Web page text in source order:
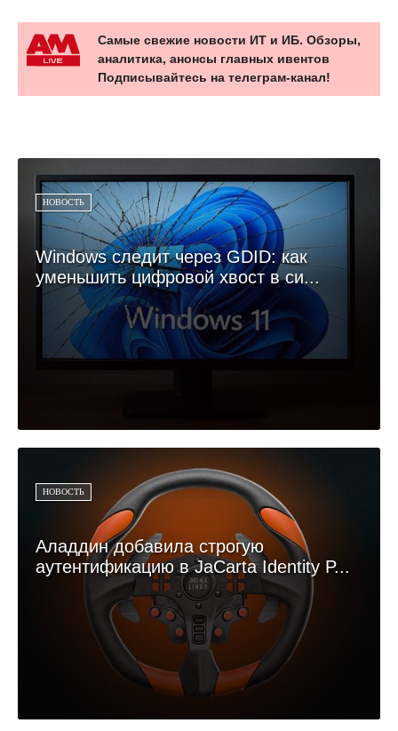
Самые свежие новости ИТ и ИБ. Обзоры,
аналитика, анонсы главных ивентов
Подписывайтесь на телеграм-канал!
НОВОСТЬ
Windows следит через GDID: как
уменьшить цифровой хвост в си...
НОВОСТЬ
Аладдин добавила строгую
аутентификацию в JaCarta Identity P...